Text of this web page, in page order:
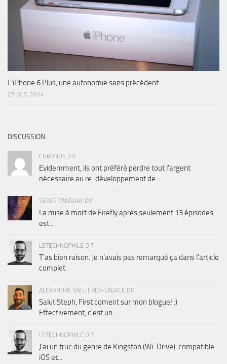
L’iPhone 6 Plus, une autonomie sans précédent
27 OCT, 2014
DISCUSSION
CHRONOS DIT
Evidemment, ils ont préféré perdre tout l'argent
nécessaire au re-développement de...
SERGE TANGUAY DIT
La mise à mort de Firefly après seulement 13 épisodes
est...
LETECHNOPHILE DIT
T'as bien raison. Je n'avais pas remarqué ça dans l'article
complet.
ALEXANDRE VALLIÈRES-LAGACÉ DIT
Salut Steph, First coment sur mon blogue! :)
Effectivement, c'est un...
LETECHNOPHILE DIT
J'ai un truc du genre de Kingston (Wi-Drive), compatible
iOS et...